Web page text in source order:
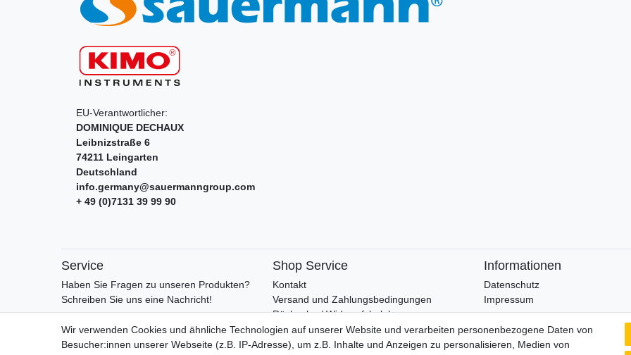
EU-Verantwortlicher:
DOMINIQUE DECHAUX
Leibnizstraße 6
74211 Leingarten
Deutschland
info.germany@sauermanngroup.com
+ 49 (0)7131 39 99 90
Service
Haben Sie Fragen zu unseren Produkten?
Schreiben Sie uns eine Nachricht!
Shop Service
Kontakt
Versand und Zahlungsbedingungen
Rückgabe / Widerrufsbelehrung
Retoure
AGB
Informationen
Datenschutz
Impressum
Wir verschicken klimaneutral mit
Wir verwenden Cookies und ähnliche Technologien auf unserer Website und verarbeiten personenbezogene Daten von
Besucher:innen unserer Webseite (z.B. IP-Adresse), um z.B. Inhalte und Anzeigen zu personalisieren, Medien von